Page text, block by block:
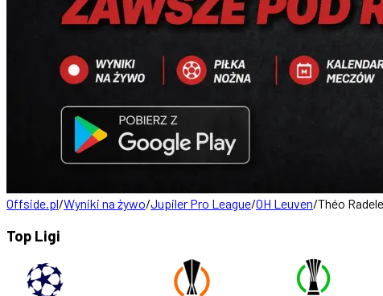
Offside.pl/Wyniki na żywo/Jupiler Pro League/OH Leuven/Théo
Top Ligi